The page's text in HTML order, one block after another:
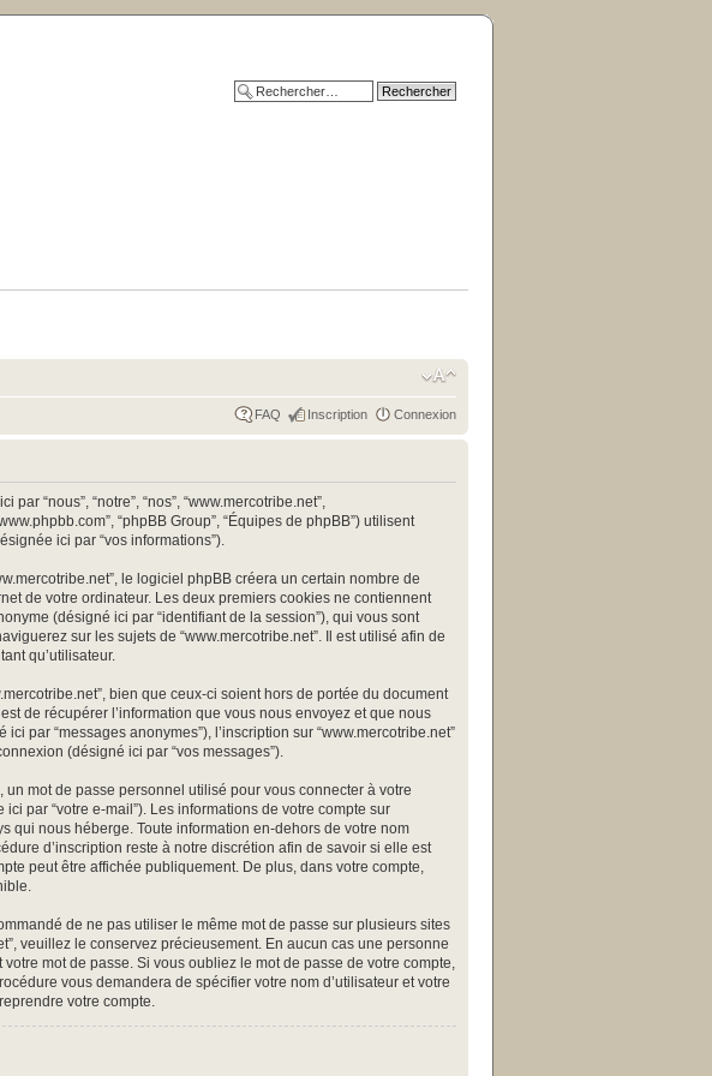
FAQ Inscription Connexion
“nous”, “notre”, “nos”, “www.mercotribe.net”,
“phpBB Group”, “Équipes de phpBB”) utilisent
ici par “vos informations”).
le logiciel phpBB créera un certain nombre de
de votre ordinateur. Les deux premiers cookies ne contiennent
(désigné ici par “identifiant de la session”), qui vous sont
sur les sujets de “www.mercotribe.net”. Il est utilisé afin de
qu’utilisateur.
bien que ceux-ci soient hors de portée du document
de récupérer l’information que vous nous envoyez et que nous
par “messages anonymes”), l’inscription sur “www.mercotribe.net”
(désigné ici par “vos messages”).
mot de passe personnel utilisé pour vous connecter à votre
par “votre e-mail”). Les informations de votre compte sur
qui nous héberge. Toute information en-dehors de votre nom
d’inscription reste à notre discrétion afin de savoir si elle est
peut être affichée publiquement. De plus, dans votre compte,
de ne pas utiliser le même mot de passe sur plusieurs sites
veuillez le conservez précieusement. En aucun cas une personne
mot de passe. Si vous oubliez le mot de passe de votre compte,
vous demandera de spécifier votre nom d’utilisateur et votre
votre compte.